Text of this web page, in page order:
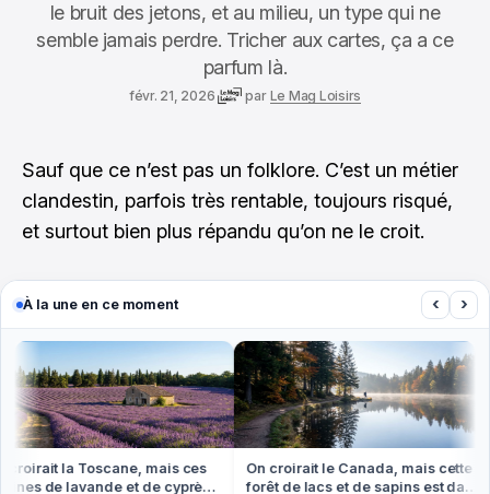
le bruit des jetons, et au milieu, un type qui ne
semble jamais perdre. Tricher aux cartes, ça a ce
parfum là.
févr. 21, 2026 par Le Mag Loisirs
Sauf que ce n’est pas un folklore. C’est un métier
clandestin, parfois très rentable, toujours risqué,
et surtout bien plus répandu qu’on ne le croit.
À la une en ce moment ‹ ›
la Toscane, mais ces
de lavande et de cyprès
On croirait le Canada, mais cette
forêt de lacs et de sapins est dans